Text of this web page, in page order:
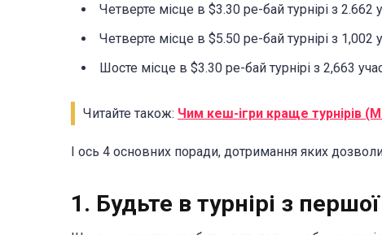
Четверте місце в $3.30 ре-бай турнірі з 2.662
Четверте місце в $5.50 ре-бай турнірі з 1,002
Шосте місце в $3.30 ре-бай турнірі з 2,663
Читайте також: Чим кеш-ігри краще турнірів
І ось 4 основних поради, дотримання яких
1. Будьте в турнірі з